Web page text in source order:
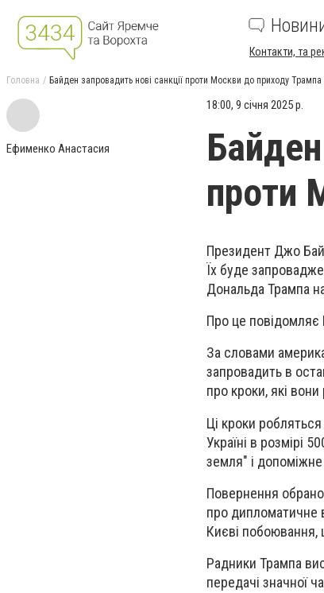
Контакти, та
Головна Байден запровадить нові санкції проти Москви до приходу Трампа
Ефименко Анастасия
18:00, 9 січня 2025 р.
проти
Президент Джо
Їх буде
Дональда Трампа
Про це повідомляє
За словами
запровадить в
про кроки, які вони
Ці кроки
Україні в розмірі
земля" і
Повернення
про дипломатичне
Києві
Радники Трампа
передачі значної